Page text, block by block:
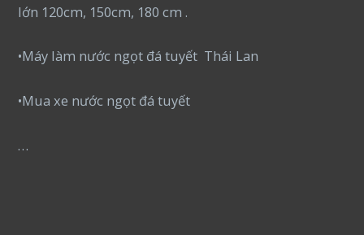
lớn 120cm, 150cm, 180 cm .
•Máy làm nước ngọt đá tuyết Thái Lan
•Mua xe nước ngọt đá tuyết
…